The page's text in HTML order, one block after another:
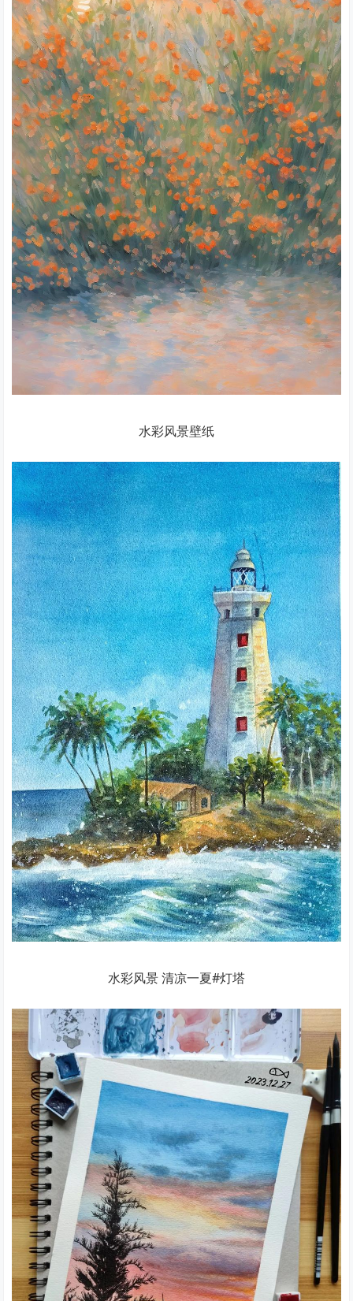
水彩风景壁纸
水彩风景 清凉一夏#灯塔